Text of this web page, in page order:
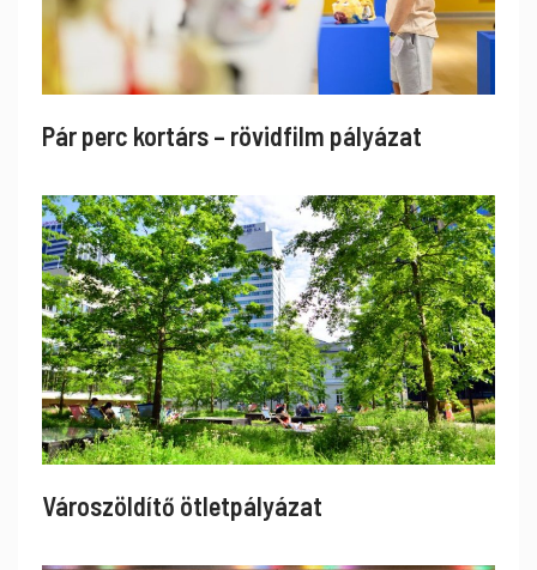
Pár perc kortárs – rövidfilm pályázat
Városzöldítő ötletpályázat